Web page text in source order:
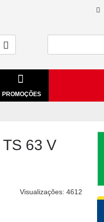
PROMOÇÕES
63 V
Visualizações: 4612